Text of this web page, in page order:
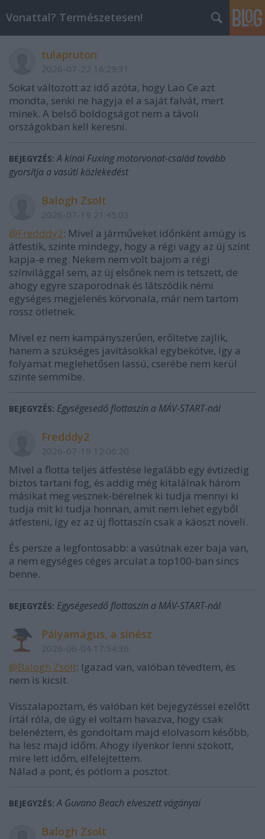
Vonattal? Természetesen!
tulapruton
2026-07-22 16:29:31
Sokat változott az idő azóta, hogy Lao Ce azt
mondta, senki ne hagyja el a saját falvát, mert
minek. A belső boldogságot nem a távoli
országokban kell keresni.
BEJEGYZÉS:A kínai Fuxing motorvonat-család tovább
gyorsítja a vasúti közlekedést
Balogh Zsolt
2026-07-19 21:45:03
@Fredddy2: Mivel a járműveket időnként amúgy is
átfestik, szinte mindegy, hogy a régi vagy az új színt
kapja-e meg. Nekem nem volt bajom a régi
színvilággal sem, az új elsőnek nem is tetszett, de
ahogy egyre szaporodnak és látszódik némi
egységes megjelenés körvonala, már nem tartom
rossz ötletnek.
Mivel ez nem kampányszerűen, erőltetve zajlik,
hanem a szükséges javításokkal egybekötve, így a
folyamat meglehetősen lassú, cserébe nem kerül
szinte semmibe.
BEJEGYZÉS: Egységesedő flottaszín a MÁV-START-nál
Fredddy2
2026-07-19 12:06:20
Mivel a flotta teljes átfestése legalább egy évtizedig
biztos tartani fog, és addig még kitalálnak három
másikat meg vesznek-bérelnek ki tudja mennyi ki
tudja mit ki tudja honnan, amit nem lehet egyből
átfesteni, így ez az új flottaszín csak a káoszt növeli.
És persze a legfontosabb: a vasútnak ezer baja van,
a nem egységes céges arculat a top100-ban sincs
benne.
BEJEGYZÉS: Egységesedő flottaszín a MÁV-START-nál
Pályamágus, a sínész
2026-06-04 17:54:36
@Balogh Zsolt: Igazad van, valóban tévedtem, és
nem is kicsit.
Visszalapoztam, és valóban két bejegyzéssel ezelőtt
írtál róla, de úgy el voltam havazva, hogy csak
belenéztem, és gondoltam majd elolvasom később,
ha lesz majd időm. Ahogy ilyenkor lenni szokott,
mire lett időm, elfelejtettem.
Nálad a pont, és pótlom a posztot.
BEJEGYZÉS:A Guvano Beach elveszett vágányai
Balogh Zsolt